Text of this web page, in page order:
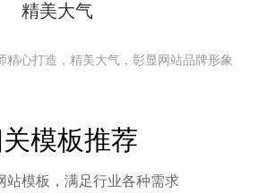
精美大气
精心打造，精美大气，彰显网站品牌形象
模板推荐
站模板，满足行业各种需求